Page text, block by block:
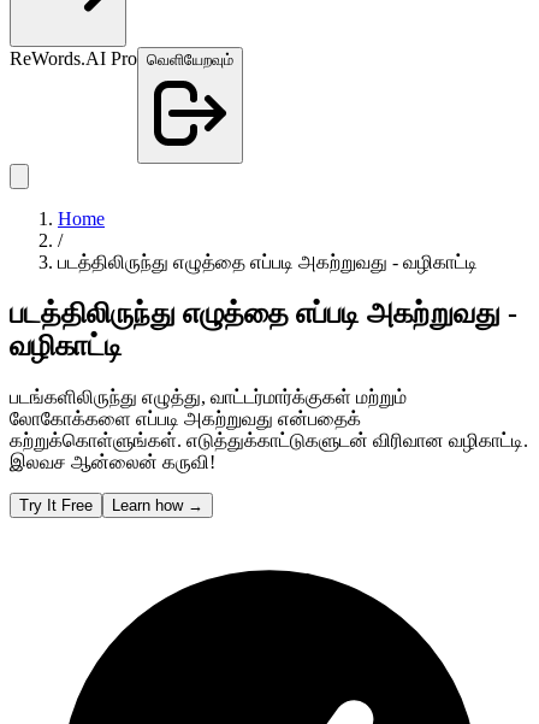
ReWords.AI Pro வெளியேறவும்
Home
/
படத்திலிருந்து எழுத்தை எப்படி அகற்றுவது - வழிகாட்டி
படத்திலிருந்து எழுத்தை எப்படி அகற்றுவது -
வழிகாட்டி
படங்களிலிருந்து எழுத்து, வாட்டர்மார்க்குகள் மற்றும்
லோகோக்களை எப்படி அகற்றுவது என்பதைக்
கற்றுக்கொள்ளுங்கள். எடுத்துக்காட்டுகளுடன் விரிவான வழிகாட்டி.
இலவச ஆன்லைன் கருவி!
Try It Free Learn how →